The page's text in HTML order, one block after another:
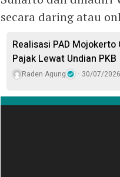
secara daring atau
Realisasi PAD
Pajak Lewat Undian PKB
Raden Agung 30/07/2026